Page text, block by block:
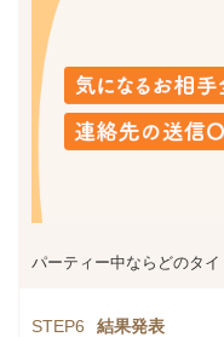
パーティー中ならどのタイ
STEP6 結果発表